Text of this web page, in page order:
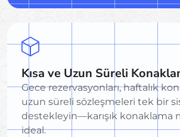
Kısa ve Uzun Süreli
Gece rezervasyonları, haftalık
uzun süreli sözleşmeleri tek bir
destekleyin—karışık konaklama
ideal.